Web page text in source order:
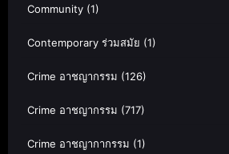
Community (1)
Contemporary ร่วมสมัย (1)
Crime อาชญากรรม (126)
Crime อาชญากรรม (717)
Crime อาชญากากรรม (1)